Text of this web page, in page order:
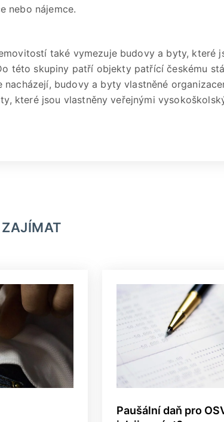
nebo nájemce.
také vymezuje budovy a byty, které
této skupiny patří objekty patřící českému
nacházejí, budovy a byty vlastněné
které jsou vlastněny veřejnými
ZAJÍMAT
Paušální daň pro